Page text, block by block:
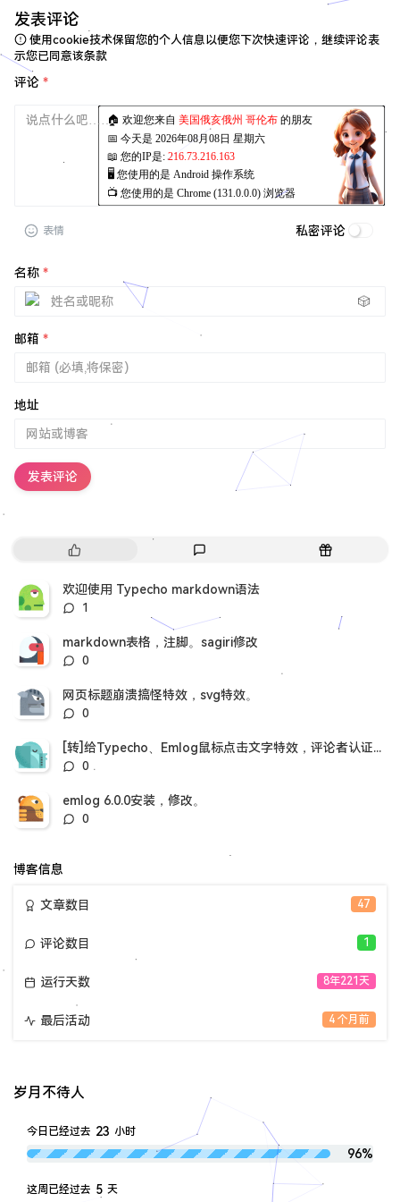
发表评论
使用cookie技术保留您的个人信息以便您下次快速评论，继续评论表
示您已同意该条款
评论 *
表情 私密评论
名称 *
🎲
邮箱 *
地址
发表评论
热
文
章
评
随
欢迎使用 Typecho markdown语法
评
数：
1
markdown表格，注脚。sagiri修改
评
数：
0
网页标题崩溃搞怪特效，svg特效。
评
数：
0
[转]给Typecho、Emlog鼠标点击文字特效，评论者认证插件。
评
数：
0
emlog 6.0.0安装，修改。
评
0
博客信息
47
文章数目
1
评论数目
8年221天
运行天数
4 个月前
最后活动
岁月不待人
今日已经过去 23 小时
96%
这周已经过去 5 天